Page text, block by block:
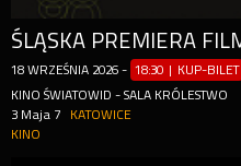
18 WRZEŚNIA 2026 - 18:30 | KUP-BILET
KINO ŚWIATOWID - SALA KRÓLESTWO
3 Maja 7
KATOWICE
KINO